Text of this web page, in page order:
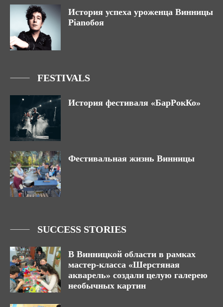
История успеха уроженца Винницы
Pianoбоя
FESTIVALS
История фестиваля «БарРокКо»
Фестивальная жизнь Винницы
SUCCESS STORIES
В Винницкой области в рамках
мастер-класса «Шерстяная
акварель» создали целую галерею
необычных картин